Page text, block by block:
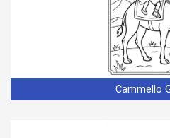
Cammello